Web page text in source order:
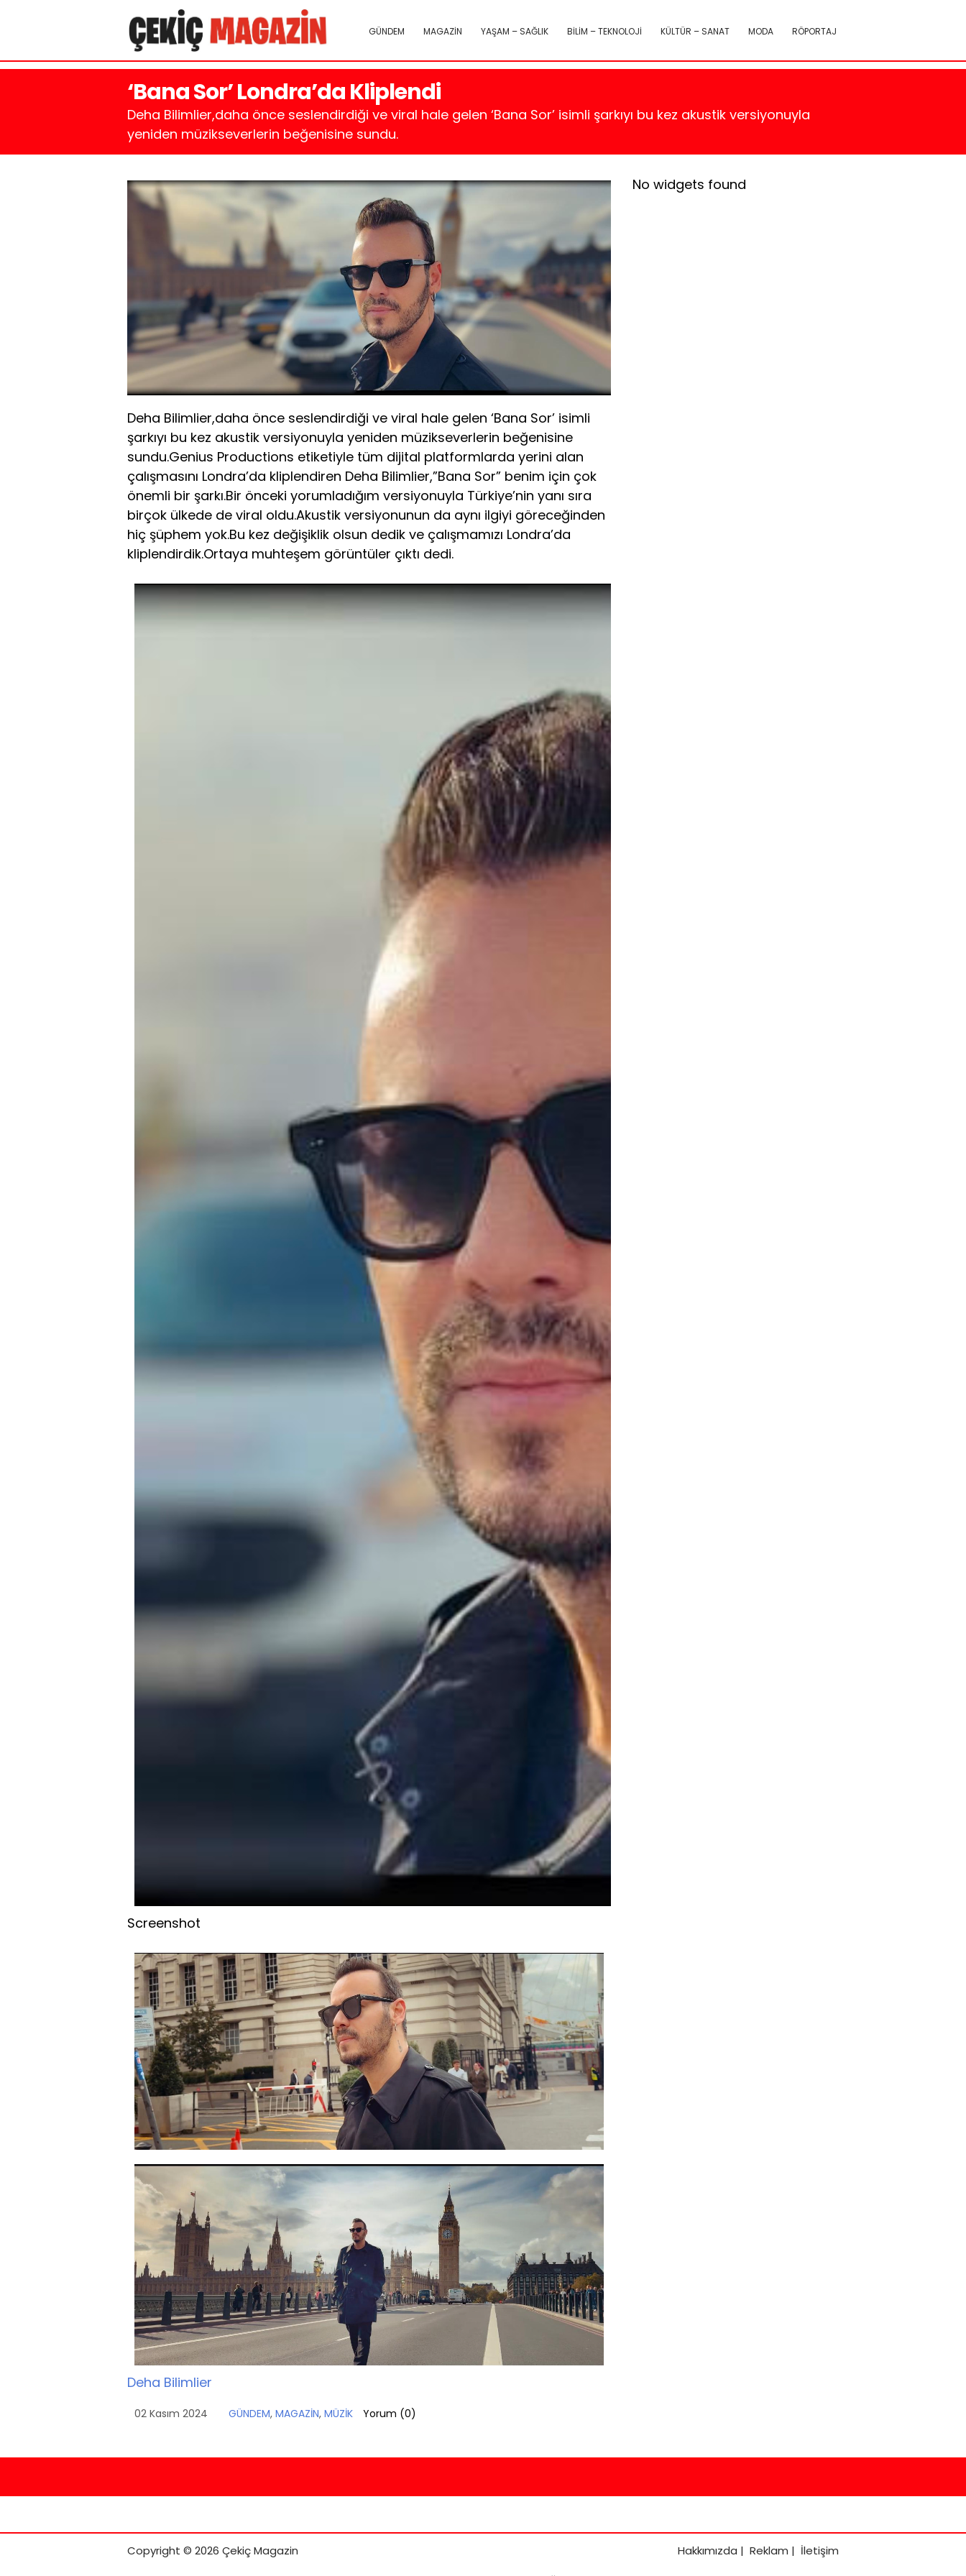
GÜNDEM MAGAZİN YAŞAM – SAĞLIK BİLİM – TEKNOLOJİ KÜLTÜR – SANAT MODA RÖPORTAJ
‘Bana Sor’ Londra’da Kliplendi
Deha Bilimlier,daha önce seslendirdiği ve viral hale gelen ‘Bana Sor’ isimli şarkıyı bu kez akustik versiyonuyla
yeniden müzikseverlerin beğenisine sundu.
Deha Bilimlier,daha önce seslendirdiği ve viral hale gelen ‘Bana Sor’ isimli
şarkıyı bu kez akustik versiyonuyla yeniden müzikseverlerin beğenisine
sundu.Genius Productions etiketiyle tüm dijital platformlarda yerini alan
çalışmasını Londra’da kliplendiren Deha Bilimlier,”Bana Sor” benim için çok
önemli bir şarkı.Bir önceki yorumladığım versiyonuyla Türkiye’nin yanı sıra
birçok ülkede de viral oldu.Akustik versiyonunun da aynı ilgiyi göreceğinden
hiç şüphem yok.Bu kez değişiklik olsun dedik ve çalışmamızı Londra’da
kliplendirdik.Ortaya muhteşem görüntüler çıktı dedi.
Screenshot
Deha Bilimlier
02 Kasım 2024 GÜNDEM, MAGAZİN, MÜZİK Yorum (0)
No widgets found
Copyright © 2026 Çekiç Magazin Hakkımızda | Reklam | İletişim